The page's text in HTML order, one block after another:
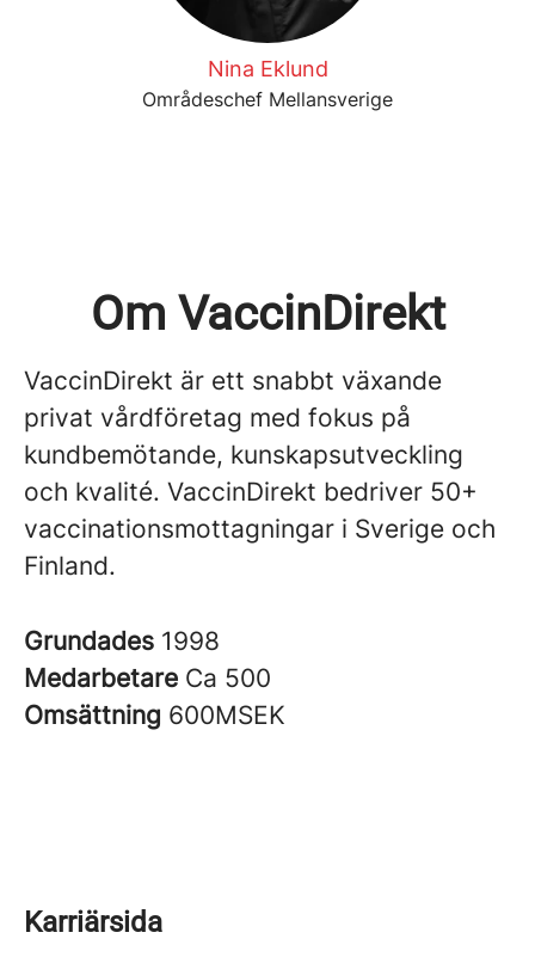
Nina Eklund
Områdeschef Mellansverige
Om VaccinDirekt
VaccinDirekt är ett snabbt växande
privat vårdföretag med fokus på
kundbemötande, kunskapsutveckling
och kvalité. VaccinDirekt bedriver 50+
vaccinationsmottagningar i Sverige och
Finland.
Grundades 1998
Medarbetare Ca 500
Omsättning 600MSEK
Karriärsida